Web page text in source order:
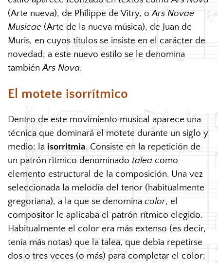
(Arte nueva), de Philippe de Vitry, oArs Novae
Musicae (Arte de la nueva música), de Juan de
Muris, en cuyos títulos se insiste en el carácter de
novedad; a este nuevo estilo se le denomina
tambiénArs Nova.
El motete isorrítmico
Dentro de este movimiento musical aparece una
técnica que dominará el motete durante un siglo y
medio: la isorritmia. Consiste en la repetición de
un patrón rítmico denominado talea como
elemento estructural de la composición. Una vez
seleccionada la melodía del tenor (habitualmente
gregoriana), a la que se denomina color, el
compositor le aplicaba el patrón rítmico elegido.
Habitualmente el color era más extenso (es decir,
tenía más notas) que la talea, que debía repetirse
dos o tres veces (o más) para completar el color;